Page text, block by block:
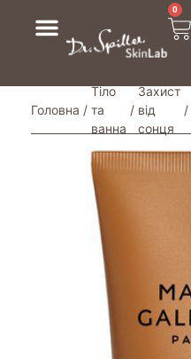
0
Головна /
Тіло
та
ванна
/
Захист
від
сонця
/